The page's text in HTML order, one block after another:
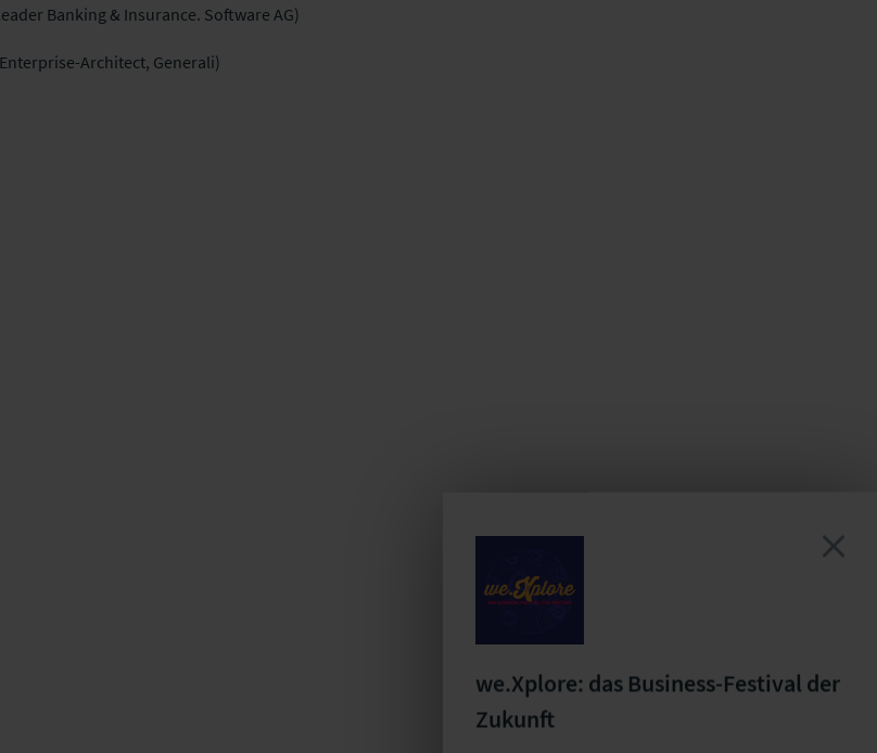
Banking & Insurance. Software AG)
Architect, Generali)
we.Xplore: das Business-Festival der
Zukunft